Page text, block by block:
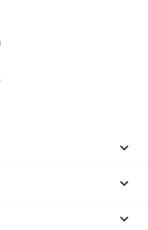


